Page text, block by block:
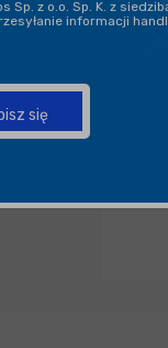
-
z o.o. Sp. K. z
informacji
się